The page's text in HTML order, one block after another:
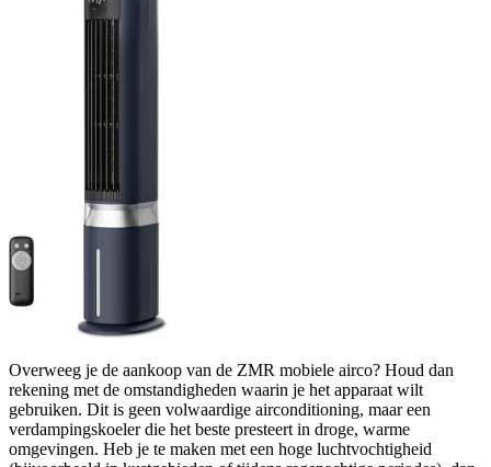
Overweeg je de aankoop van de ZMR mobiele airco? Houd dan
rekening met de omstandigheden waarin je het apparaat wilt
gebruiken. Dit is geen volwaardige airconditioning, maar een
verdampingskoeler die het beste presteert in droge, warme
omgevingen. Heb je te maken met een hoge luchtvochtigheid